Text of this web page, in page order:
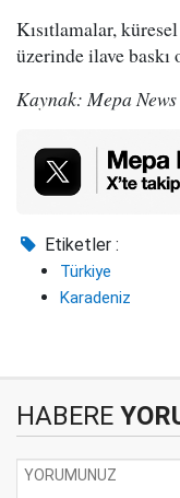
Kısıtlamalar,
üzerinde ilave baskı
Kaynak: Mepa News
Etiketler :
Türkiye
Karadeniz
HABERE